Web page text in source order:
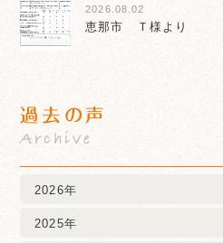
2026.08.02
恵那市 Ｔ様より
過去の声
Archive
2026年
2025年